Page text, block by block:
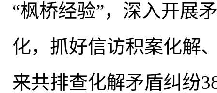
“枫桥经验”， 深入开展
化， 抓好信访积案化解
来共排查化解矛盾纠纷